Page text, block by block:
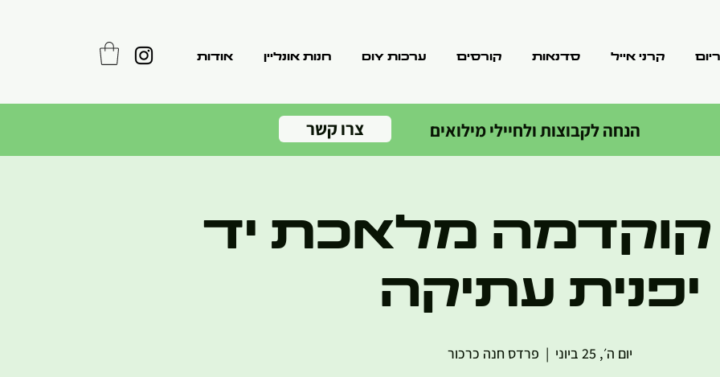
קרני אייל סדנאות קורסים ערכות DIY חנות אונליין אודות
צרו קשר הנחה לקבוצות ולחיילי מילואים
מלאכת יד
יפנית עתיקה
יום ה׳, 25 ביוני
  |
פרדס חנה כרכור